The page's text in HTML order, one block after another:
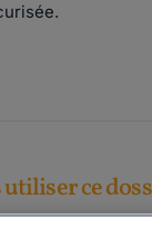
utiliser ce